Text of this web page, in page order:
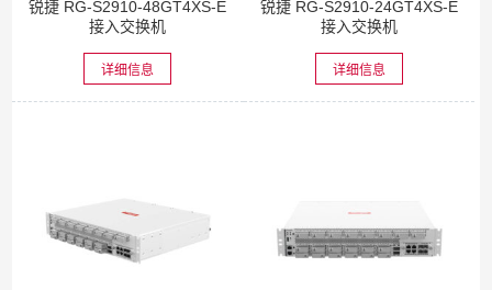
锐捷 RG-S2910-48GT4XS-E
接入交换机
详细信息
锐捷 RG-S2910-24GT4XS-E
接入交换机
详细信息